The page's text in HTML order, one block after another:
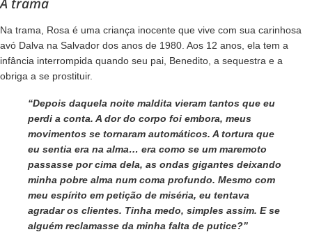
Na trama, Rosa é uma criança inocente que vive com sua carinhosa
avó Dalva na Salvador dos anos de 1980. Aos 12 anos, ela tem a
infância interrompida quando seu pai, Benedito, a sequestra e a
obriga a se prostituir.
“Depois daquela noite maldita vieram tantos que eu
perdi a conta. A dor do corpo foi embora, meus
movimentos se tornaram automáticos. A tortura que
eu sentia era na alma… era como se um maremoto
passasse por cima dela, as ondas gigantes deixando
minha pobre alma num coma profundo. Mesmo com
meu espírito em petição de miséria, eu tentava
agradar os clientes. Tinha medo, simples assim. E se
alguém reclamasse da minha falta de putice?”